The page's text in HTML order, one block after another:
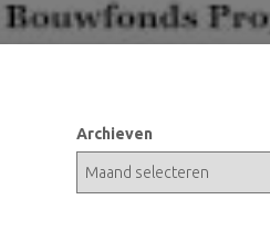
Archieven